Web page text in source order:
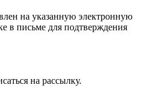
на указанную электронную
в письме для подтверждения
на рассылку.